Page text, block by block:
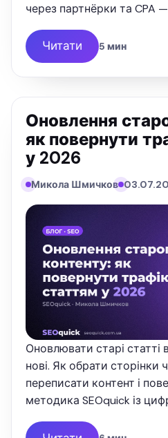
через партнёрки та CPA —
Читати 5 мин
Оновлення
як повернути
у 2026
Микола Шмичков
Оновлювати старі статті
нові. Як обрати сторінки
переписати контент і
методика SEOquick із